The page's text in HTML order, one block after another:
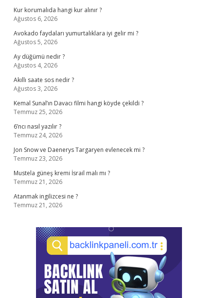
Kur korumalıda hangi kur alınır ?
Ağustos 6, 2026
Avokado faydaları yumurtalıklara iyi gelir mi ?
Ağustos 5, 2026
Ay düğümü nedir ?
Ağustos 4, 2026
Akıllı saate sos nedir ?
Ağustos 3, 2026
Kemal Sunal’ın Davacı filmi hangi köyde çekildi ?
Temmuz 25, 2026
6’ncı nasıl yazılır ?
Temmuz 24, 2026
Jon Snow ve Daenerys Targaryen evlenecek mi ?
Temmuz 23, 2026
Mustela güneş kremi İsrail malı mı ?
Temmuz 21, 2026
Atanmak ingilizcesi ne ?
Temmuz 21, 2026